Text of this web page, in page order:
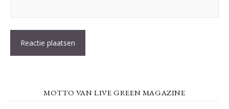
MOTTO VAN LIVE GREEN MAGAZINE